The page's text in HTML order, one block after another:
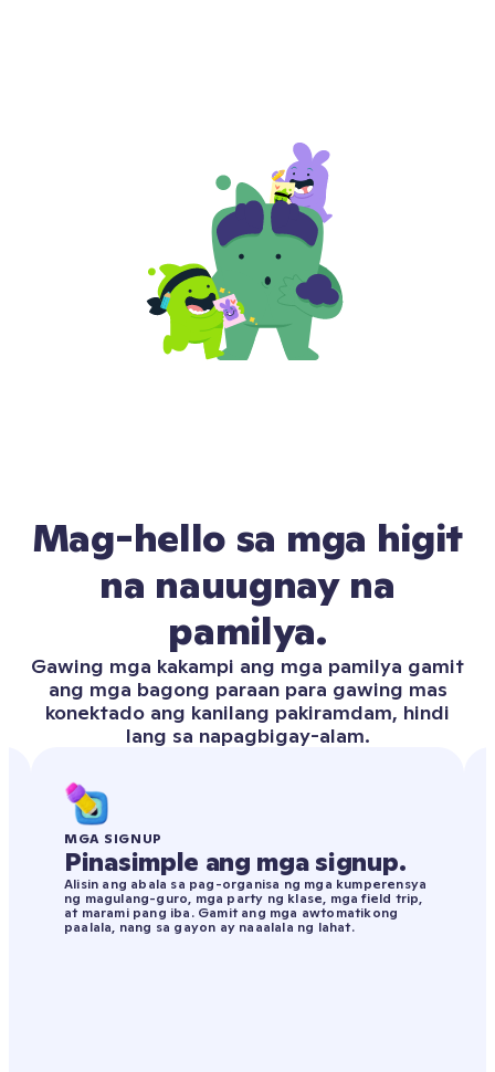
Mag-hello sa mga higit
na nauugnay na
pamilya.
Gawing mga kakampi ang mga pamilya gamit
ang mga bagong paraan para gawing mas
konektado ang kanilang pakiramdam, hindi
lang sa napagbigay-alam.
MGA SIGNUP
Pinasimple ang mga signup.
Alisin ang abala sa pag-organisa ng mga kumperensya
ng magulang-guro, mga party ng klase, mga field trip,
at marami pang iba. Gamit ang mga awtomatikong
paalala, nang sa gayon ay naaalala ng lahat.